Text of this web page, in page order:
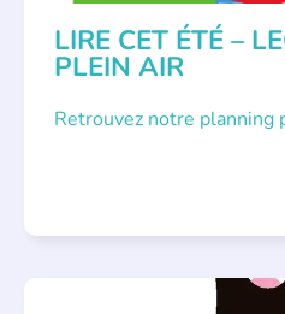
LIRE CET ÉTÉ –
PLEIN AIR
Retrouvez notre planning